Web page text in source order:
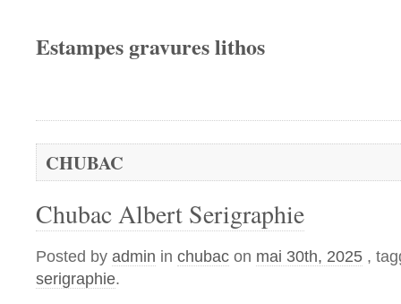
Estampes gravures lithos
CHUBAC
Chubac Albert Serigraphie
Posted by admin in chubac on mai 30th, 2025 ,
serigraphie.